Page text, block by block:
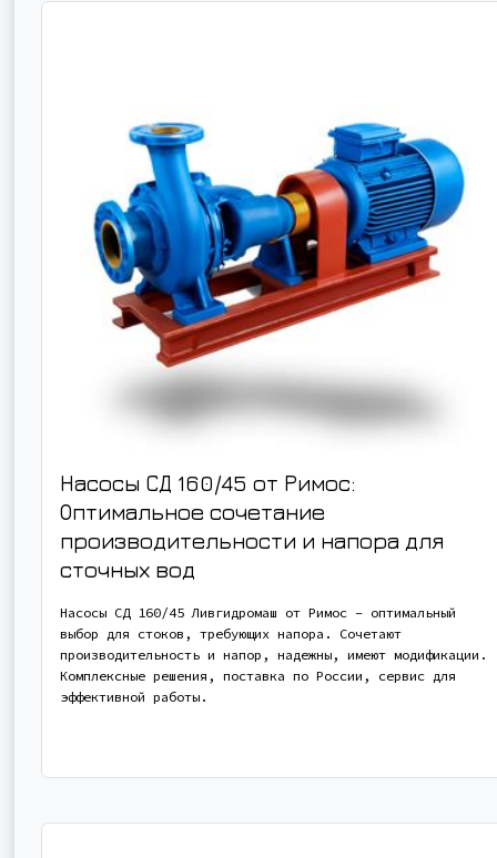
Насосы СД 160/45 от Римос:
Оптимальное сочетание
производительности и напора для
сточных вод
Насосы СД 160/45 Ливгидромаш от Римос – оптимальный
выбор для стоков, требующих напора. Сочетают
производительность и напор, надежны, имеют модификации.
Комплексные решения, поставка по России, сервис для
эффективной работы.